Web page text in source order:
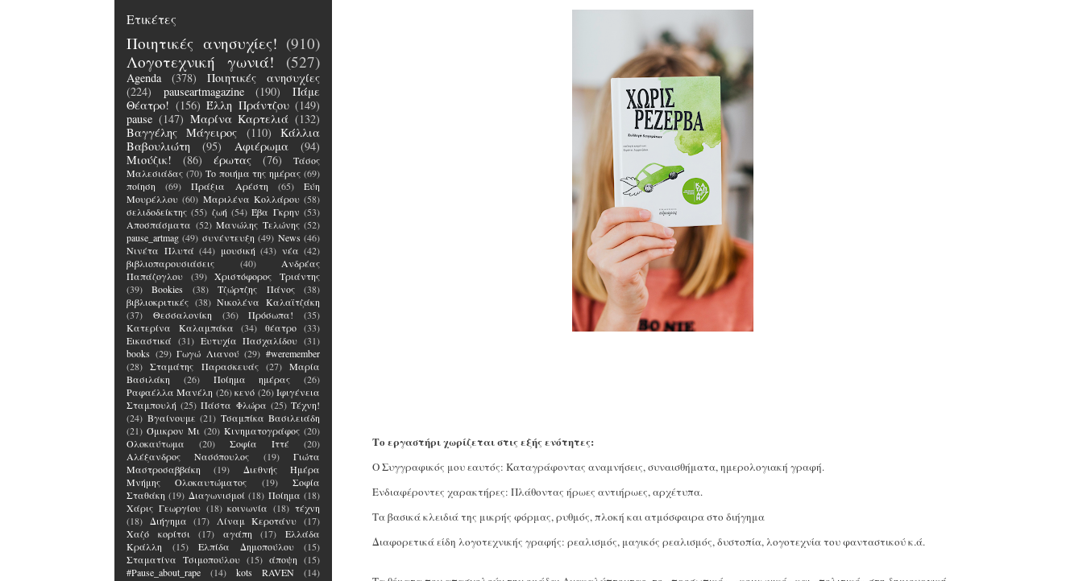
Το εργαστήρι χωρίζεται στις εξής ενότητες:
Ο Συγγραφικός μου εαυτός: Καταγράφοντας αναμνήσεις, συναισθήματα, ημερολογιακή γραφή.
Ενδιαφέροντες χαρακτήρες: Πλάθοντας ήρωες αντιήρωες, αρχέτυπα.
Τα βασικά κλειδιά της μικρής φόρμας, ρυθμός, πλοκή και ατμόσφαιρα στο διήγημα
Διαφορετικά είδη λογοτεχνικής γραφής: ρεαλισμός, μαγικός ρεαλισμός, δυστοπία, λογοτεχνία του φανταστικού κ.ά.
Ετικέτες
Ποιητικές ανησυχίες! (910)
Λογοτεχνική γωνιά!
(527)
Agenda (378)
Ποιητικές ανησυχίες
(224)
pauseartmagazine (190)
Πάμε
Θέατρο! (156) Έλλη Πράντζου (149)
pause (147) Μαρίνα Καρτελιά (132)
Βαγγέλης Μάγειρος
(110)
Κάλλια
Βαβουλιώτη
(95) Αφιέρωμα
(94)
Μιούζικ!
(86) έρωτας (76)
Τάσος
Μαλεσιάδας (70) Το ποιήμα της ημέρας (69)
ποίηση
(69) Πράξια Αρέστη (65)
Εύη
Μουρέλλου (60) Μαριλένα Κολλάρου (58)
σελιδοδείκτης (55) ζωή (54) Έβα Γκρην (53)
Αποσπάσματα (52) Μανώλης Τελώνης (52)
pause_artmag (49) συνέντευξη (49) News (46)
Νινέτα Πλυτά (44) μουσική (43) νέα (42)
βιβλιοπαρουσιάσεις
(40)
Ανδρέας
Παπάζογλου
(39)
Χριστόφορος Τριάντης
(39)
Bookies (38) Τζώρτζης Πάνος
(38)
βιβλιοκριτικές (38) Νικολένα Καλαϊτζάκη
(37)
Θεσσαλονίκη (36) Πρόσωπα!
(35)
Κατερίνα Καλαμπάκα
(34) θέατρο (33)
Εικαστικά (31) Ευτυχία Πασχαλίδου (31)
books (29) Γωγώ Λιανού (29) #weremember
(28) Σταμάτης Παρασκευάς (27) Μαρία
Βασιλάκη
(26) Ποίημα ημέρας
(26)
Ραφαέλλα Μανέλη (26) κενό (26) Ιφιγένεια
Σταμπουλή (25) Πάστα Φλώρα (25) Τέχνη!
(24) Βγαίνουμε (21) Τσαμπίκα Βασιλειάδη
(21) Όμικρον Μι (20) Κινηματογράφος (20)
Ολοκαύτωμα
(20) Σοφία Ιττέ
(20)
Αλέξανδρος Νασόπουλος
(19)
Γιώτα
Μαστροσαββάκη
(19)
Διεθνής Ημέρα
Μνήμης Ολοκαυτώματος
(19)
Σοφία
Σταθάκη (19) Διαγωνισμοί (18) Ποίημα (18)
Χάρις Γεωργίου (18) κοινωνία (18) τέχνη
(18)
Διήγημα (17) Λίναμ Κεροτάνυ (17)
Χαζό κορίτσι
(17) αγάπη (17)
Ελλάδα
Κράλλη
(15) Ελπίδα Δημοπούλου
(15)
Σταματίνα Τσιμοπούλου (15) άποψη (15)
#Pause_about_rape
(14) kots RAVEN
(14)